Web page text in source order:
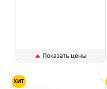
Показать цены
ХИТ